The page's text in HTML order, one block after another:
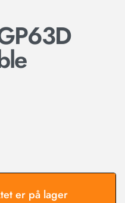
er på lager